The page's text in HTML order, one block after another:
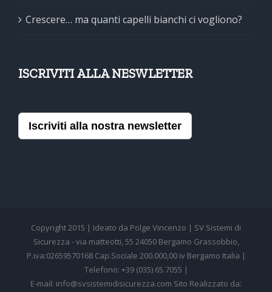
Crescere… ma quanti capelli bianchi ci vogliono?
ISCRIVITI ALLA NESWLETTER
Iscriviti alla nostra newsletter
Copyright 2015 | Ideato da Polge Vincenzo | SV Sistemi di
Sicurezza - via matteotti, 55 24050 Bergamo Grassobbio,
P.iva:02659570168 Cap.Sociale 200.000,00 iv Bergamo Italia |
Telefono: +39 (035) 65.7055 |
E-mail: info@svsistemidisicurezza.com Sito Realizzato da: